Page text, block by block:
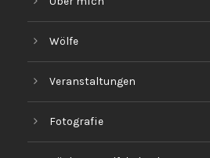
Wölfe
Veranstaltungen
Fotografie